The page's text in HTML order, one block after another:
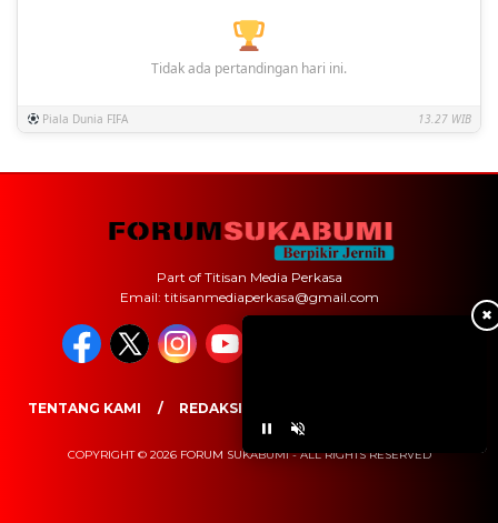
Tidak ada pertandingan hari ini.
Piala Dunia FIFA 13.27 WIB
✖
Part of Titisan Media Perkasa
Email: titisanmediaperkasa@gmail.com
TENTANG KAMI REDAKSI
COPYRIGHT © 2026 FORUM SUKABUMI - ALL RIGHTS RESERVED